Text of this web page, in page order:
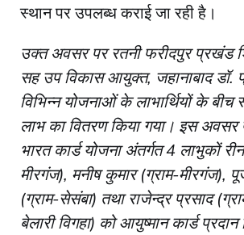
स्थान पर उपलब्ध कराई जा रही है।
उक्त अवसर पर रतनी फरीदपुर प्रखंड
सह उप विकास आयुक्त, जहानाबाद डॉ.
विभिन्न योजनाओं के लाभार्थियों के बीच
लाभ का वितरण किया गया। इस अवसर
भारत कार्ड योजना अंतर्गत 4 लाभुकों
मीरगंज), मनीष कुमार (ग्राम-मीरगंज),
(ग्राम-सेसंबा) तथा राजेन्द्र प्रसाद
बेलारी विगहा) को आयुष्मान कार्ड